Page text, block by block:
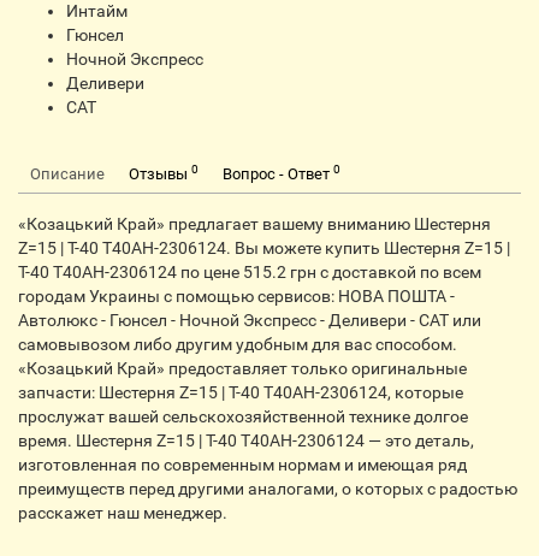
Интайм
Гюнсел
Ночной Экспресс
Деливери
CАТ
Описание Отзывы 0 Вопрос - Ответ 0
«Козацький Край» предлагает вашему вниманию Шестерня
Z=15 | Т-40 Т40АН-2306124. Вы можете купить Шестерня Z=15 |
Т-40 Т40АН-2306124 по цене 515.2 грн с доставкой по всем
городам Украины с помощью сервисов: НОВА ПОШТА -
Автолюкс - Гюнсел - Ночной Экспресс - Деливери - САТ или
самовывозом либо другим удобным для вас способом.
«Козацький Край» предоставляет только оригинальные
запчасти: Шестерня Z=15 | Т-40 Т40АН-2306124, которые
прослужат вашей сельскохозяйственной технике долгое
время. Шестерня Z=15 | Т-40 Т40АН-2306124 — это деталь,
изготовленная по современным нормам и имеющая ряд
преимуществ перед другими аналогами, о которых с радостью
расскажет наш менеджер.